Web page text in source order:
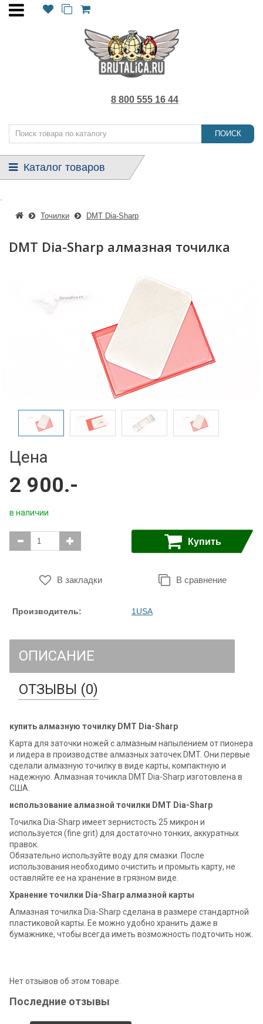
8 800 555 16 44
ПОИСК
Каталог товаров
Точилки DMT Dia-Sharp
DMT Dia-Sharp алмазная точилка
Цена
2 900.-
в наличии
Купить
В закладки В сравнение
Производитель: 1USA
ОПИСАНИЕ
ОТЗЫВЫ (0)
купить алмазную точилку DMT Dia-Sharp
Карта для заточки ножей с алмазным напылением от пионера
и лидера в производстве алмазных заточек DMT. Они первые
сделали алмазную точилку в виде карты, компактную и
надежную. Алмазная точикла DMT Dia-Sharp изготовлена в
США.
использование алмазной точилки DMT Dia-Sharp
Точилка Dia-Sharp имеет зернистость 25 микрон и
используется (fine grit) для достаточно тонких, аккуратных
правок.
Обязательно используйте воду для смазки. После
использования необходимо очистить и промыть карту, не
оставляйте ее на хранение в грязном виде.
Хранение точилки Dia-Sharp алмазной карты
Алмазная точилка Dia-Sharp сделана в размере стандартной
пластиковой карты. Ее можно удобно хранить даже в
бумажнике, чтобы всегда иметь возможность подточить нож.
Нет отзывов об этом товаре.
Последние отзывы